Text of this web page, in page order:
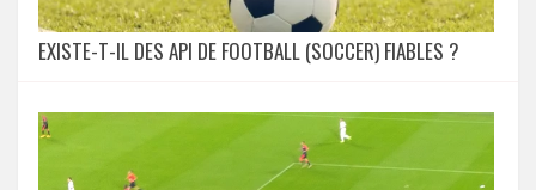
EXISTE-T-IL DES API DE FOOTBALL (SOCCER) FIABLES ?